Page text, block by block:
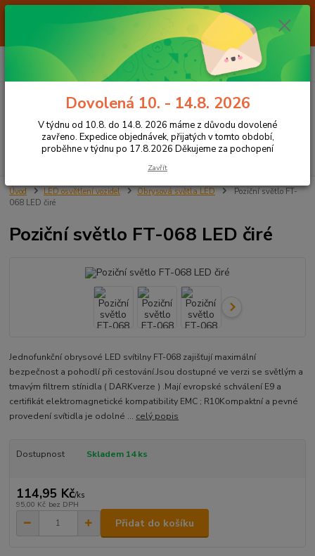
Od 7.8. do 14.8. 2026 máme z důvodu dovolené ZAVŘENO. Expedice
objednávek, přijatých v tomto období, proběhne v týdnu po 17.8.2026
Děkujeme za pochopení
CZK
Hledat
+420 605 283 713
za0,00 Kč
Úvod LED osvětlení vozidel Obrysová světla LED
Poziční světlo FT-
068 LED čiré
Poziční světlo FT-068 LED čiré
Jednofunkční obrysové LED svítilny FT-068 zajišťují maximální
bezpečnost a pohodlí při cestování.Jsou dostupné ve verzi se světlým a
tmavým filtrem stínidla ( DARKverze ) .Mají evropské schválení E9 a
certifikát elektromagnetické kompatibility EMC ; R10Kompaktní a pevné
provedení svítidla je odolné ... celý popis
Dostupnost Skladem 14 ks
114,95 Kč/ks
95,00 Kč bez DPH
Přidat do košíku
Dovolená 10. - 14.8. 2026
V týdnu od 10.8. do 14.8. 2026 máme z důvodu dovolené
zavřeno. Expedice objednávek, přijatých v tomto období,
proběhne v týdnu po 17.8.2026 Děkujeme za pochopení
Zavřít